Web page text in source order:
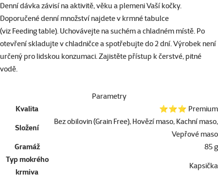
Denní dávka závisí na aktivitě, věku a plemeni Vaší kočky.
Doporučené denní množství najdete v krmné tabulce
(viz Feeding table). Uchovávejte na suchém a chladném místě. Po
otevření skladujte v chladničce a spotřebujte do 2 dní. Výrobek není
určený pro lidskou konzumaci. Zajistěte přístup k čerstvé, pitné
vodě.
Parametry
Kvalita
⭐⭐⭐ Premium
Složení
Bez obilovin (Grain Free), Hovězí maso, Kachní maso,
Vepřové maso
Gramáž
85 g
Typ mokrého
krmiva
Kapsička